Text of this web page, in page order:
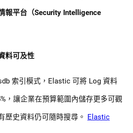
報平台（Security Intelligence
料可及性
索引模式，Elastic 可將 Log 資料
，讓企業在預算範圍內儲存更多可觀
歷史資料仍可隨時搜尋。 Elastic